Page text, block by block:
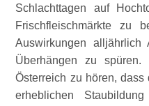
Schlachttagen auf
Frischfleischmärkte zu
Auswirkungen
Überhängen zu
Österreich zu hören,
erheblichen